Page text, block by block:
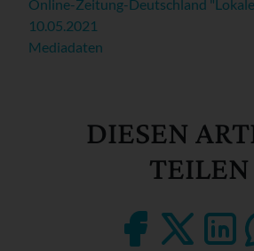
Online-Zeitung-Deutschland
10.05.2021
Mediadaten
DIESEN
TEILEN